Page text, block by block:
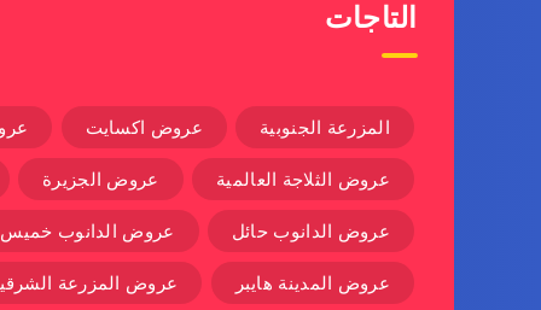
التاجات
المزرعة الجنوبية عروض اكسايت
عروض الثلاجة العالمية عروض الجزيرة
عروض الدانوب حائل عروض الدانوب
عروض المدينة هايبر عروض المزرعة